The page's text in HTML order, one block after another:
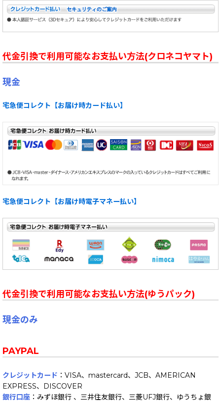
代金引換で利用可能なお支払い方法(クロネコヤマト)
現金
宅急便コレクト【お届け時カード払い】
宅急便コレクト【お届け時電子マネー払い】
代金引換で利用可能なお支払い方法(ゆうパック)
現金のみ
PAYPAL
クレジットカード ：VISA、mastercard、JCB、AMERICAN
EXPRESS、DISCOVER
銀行口座 ：みずほ銀行 、三井住友銀行、三菱UFJ銀行、ゆうちょ銀